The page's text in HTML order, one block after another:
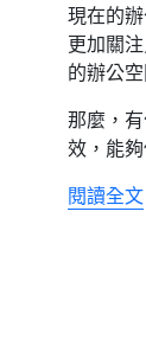
現在的
更加關
的辦公空
那麼，
效，能
閱讀全文